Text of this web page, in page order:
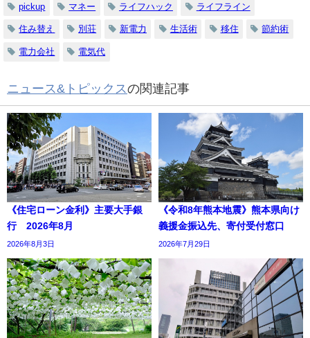
pickup マネー ライフハック ライフライン
住み替え 別荘 新電力 生活術 移住 節約術
電力会社 電気代
ニュース&トピックスの関連記事
《住宅ローン金利》主要大手銀
行 2026年8月
2026年8月3日
《令和8年熊本地震》熊本県向け
義援金振込先、寄付受付窓口
2026年7月29日